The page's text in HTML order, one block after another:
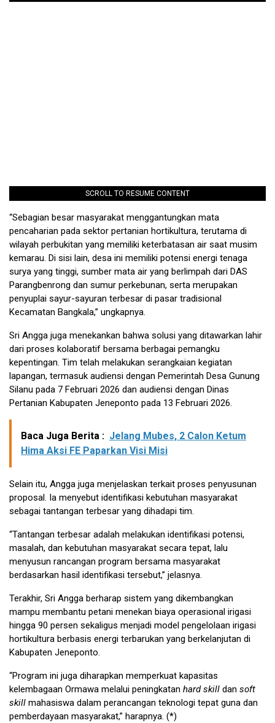
SCROLL TO RESUME CONTENT
“Sebagian besar masyarakat menggantungkan mata
pencaharian pada sektor pertanian hortikultura, terutama di
wilayah perbukitan yang memiliki keterbatasan air saat musim
kemarau. Di sisi lain, desa ini memiliki potensi energi tenaga
surya yang tinggi, sumber mata air yang berlimpah dari DAS
Parangbenrong dan sumur perkebunan, serta merupakan
penyuplai sayur-sayuran terbesar di pasar tradisional
Kecamatan Bangkala,” ungkapnya.
Sri Angga juga menekankan bahwa solusi yang ditawarkan lahir
dari proses kolaboratif bersama berbagai pemangku
kepentingan. Tim telah melakukan serangkaian kegiatan
lapangan, termasuk audiensi dengan Pemerintah Desa Gunung
Silanu pada 7 Februari 2026 dan audiensi dengan Dinas
Pertanian Kabupaten Jeneponto pada 13 Februari 2026.
Baca Juga Berita : Jelang Mubes, 2 Calon Ketum
Hima Aksi FE Paparkan Visi Misi
Selain itu, Angga juga menjelaskan terkait proses penyusunan
proposal. Ia menyebut identifikasi kebutuhan masyarakat
sebagai tantangan terbesar yang dihadapi tim.
“Tantangan terbesar adalah melakukan identifikasi potensi,
masalah, dan kebutuhan masyarakat secara tepat, lalu
menyusun rancangan program bersama masyarakat
berdasarkan hasil identifikasi tersebut,” jelasnya.
Terakhir, Sri Angga berharap sistem yang dikembangkan
mampu membantu petani menekan biaya operasional irigasi
hingga 90 persen sekaligus menjadi model pengelolaan irigasi
hortikultura berbasis energi terbarukan yang berkelanjutan di
Kabupaten Jeneponto.
“Program ini juga diharapkan memperkuat kapasitas
kelembagaan Ormawa melalui peningkatan hard skill dan soft
skill mahasiswa dalam perancangan teknologi tepat guna dan
pemberdayaan masyarakat,” harapnya. (*)